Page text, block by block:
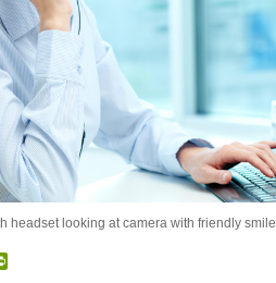
headset looking at camera with friendly smile